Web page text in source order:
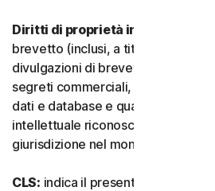
Diritti di proprietà intellettuale:
brevetto (inclusi, a titolo
divulgazioni di brevetti),
segreti commerciali, diritti morali,
dati e database e qualsiasi altro
intellettuale riconosciuto in
giurisdizione nel mondo.
CLS: indica il presente Contratto di